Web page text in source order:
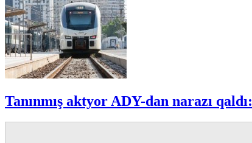
Tanınmış aktyor ADY-dan narazı qaldı: